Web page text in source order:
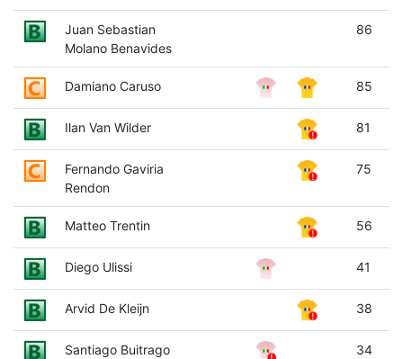
Juan Sebastian
Molano Benavides
86
Damiano Caruso 85
Ilan Van Wilder 81
Fernando Gaviria
Rendon
75
Matteo Trentin 56
Diego Ulissi 41
Arvid De Kleijn 38
Santiago Buitrago
34